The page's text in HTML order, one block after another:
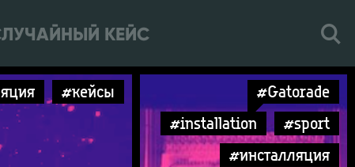
КЕЙС
#кейсы
#Gatorade
#installation
#sport
#инсталляция